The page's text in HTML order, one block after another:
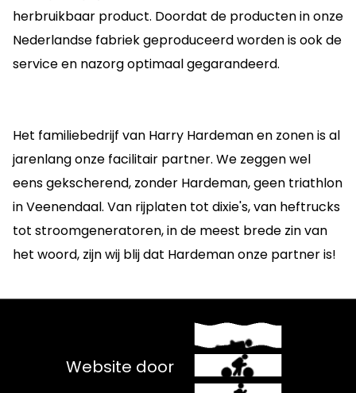
herbruikbaar product. Doordat de producten in onze
Nederlandse fabriek geproduceerd worden is ook de
service en nazorg optimaal gegarandeerd.
Het familiebedrijf van Harry Hardeman en zonen is al
jarenlang onze facilitair partner. We zeggen wel
eens gekscherend, zonder Hardeman, geen triathlon
in Veenendaal. Van rijplaten tot dixie's, van heftrucks
tot stroomgeneratoren, in de meest brede zin van
het woord, zijn wij blij dat Hardeman onze partner is!
Website door